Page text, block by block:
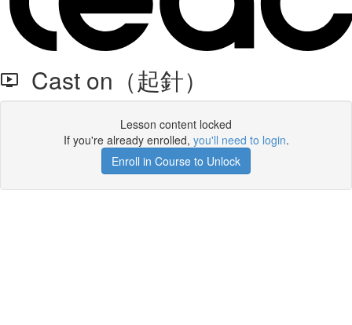
Cast on（起針）
Lesson content locked
If you're already enrolled, you'll need to login.
Enroll in Course to Unlock